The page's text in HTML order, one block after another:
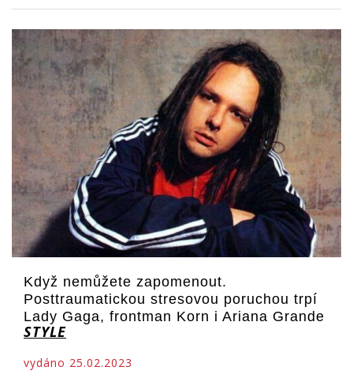
Když nemůžete zapomenout.
Posttraumatickou stresovou poruchou trpí
Lady Gaga, frontman Korn i Ariana Grande
STYLE
vydáno 25.02.2023